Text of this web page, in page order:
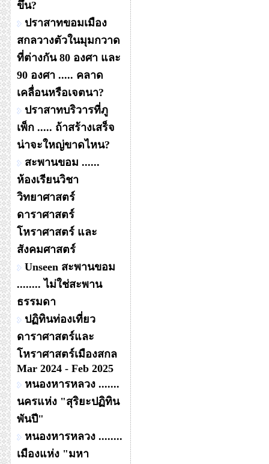
ขึ้น?
ปราสาทขอมเมือง
สกลวางตัวในมุมกวาด
ที่ต่างกัน 80 องศา และ
90 องศา ..... คลาด
เคลื่อนหรือเจตนา?
ปราสาทบริวารที่ภู
เพ็ก ..... ถ้าสร้างเสร็จ
น่าจะใหญ่ขาดไหน?
สะพานขอม ......
ห้องเรียนวิชา
วิทยาศาสตร์
ดาราศาสตร์
โหราศาสตร์ และ
สังคมศาสตร์
Unseen สะพานขอม
........ ไม่ใช่สะพาน
ธรรมดา
ปฏิทินท่องเที่ยว
ดาราศาสตร์และ
โหราศาสตร์เมืองสกล
Mar 2024 - Feb 2025
หนองหารหลวง .......
นครแห่ง "สุริยะปฏิทิน
พันปี"
หนองหารหลวง ........
เมืองแห่ง "มหา